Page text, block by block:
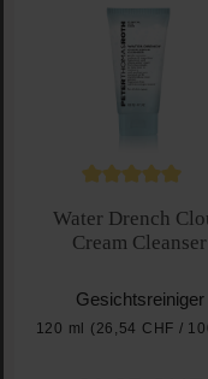
Water Drench
Cream Cleanser
Gesichtsreiniger
120 ml (26,54 CHF /